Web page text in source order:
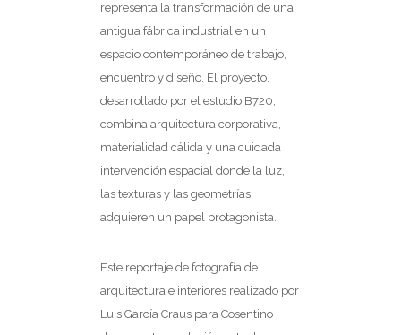
representa la transformación de una
antigua fábrica industrial en un
espacio contemporáneo de trabajo,
encuentro y diseño. El proyecto,
desarrollado por el estudio B720,
combina arquitectura corporativa,
materialidad cálida y una cuidada
intervención espacial donde la luz,
las texturas y las geometrías
adquieren un papel protagonista.
Este reportaje de fotografía de
arquitectura e interiores realizado por
Luis García Craus para Cosentino